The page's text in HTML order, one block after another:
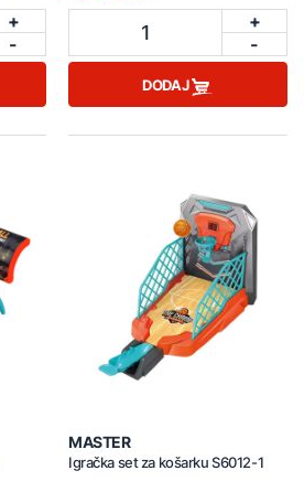
+
-
1
+
-
DODAJ
MASTER
Igračka set za košarku S6012-1